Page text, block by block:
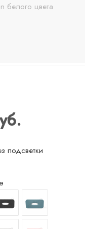
белого цвета
подсветки